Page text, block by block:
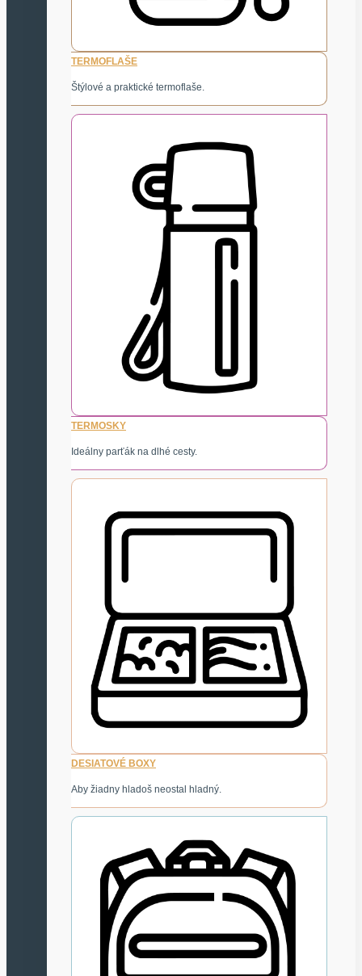
TERMOFLAŠE
Štýlové a praktické termoflaše.
TERMOSKY
Ideálny parťák na dlhé cesty.
DESIATOVÉ BOXY
Aby žiadny hladoš neostal hladný.